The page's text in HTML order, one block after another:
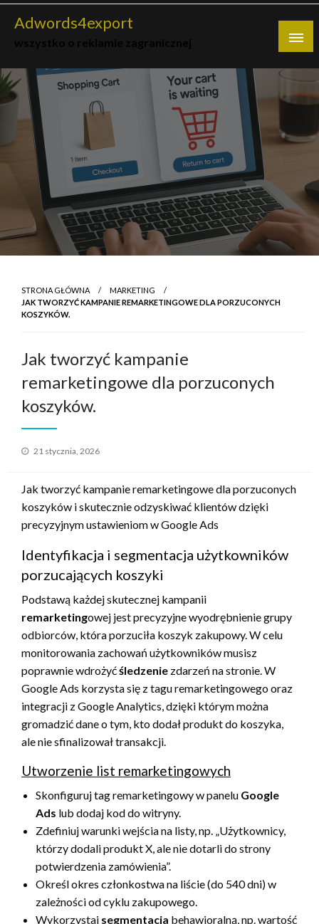
Skip
Adwords4export
STRONA GŁÓWNA
MARKETING
JAK TWORZYĆ KAMPANIE REMARKETINGOWE DLA PORZUCONYCH
KOSZYKÓW.
Jak tworzyć kampanie
remarketingowe dla porzuconych
koszyków.
Opublikowane
21 stycznia, 2026
Jak tworzyć kampanie remarketingowe dla porzuconych
koszyków i skutecznie odzyskiwać klientów dzięki
precyzyjnym ustawieniom w Google Ads
Identyfikacja i segmentacja użytkowników
porzucających koszyki
Podstawą każdej skutecznej kampanii
remarketingowej jest precyzyjne wyodrębnienie grupy
odbiorców, która porzuciła koszyk zakupowy. W celu
monitorowania zachowań użytkowników musisz
poprawnie wdrożyćśledzenie zdarzeń na stronie. W
Google Ads korzysta się z tagu remarketingowego oraz
integracji z Google Analytics, dzięki którym można
gromadzić dane o tym, kto dodał produkt do koszyka,
ale nie sfinalizował transakcji.
Utworzenie list remarketingowych
Skonfiguruj tag remarketingowy w panelu Google
Ads lub dodaj kod do witryny.
Zdefiniuj warunki wejścia na listy, np. „Użytkownicy,
którzy dodali produkt X, ale nie dotarli do strony
potwierdzenia zamówienia”.
Określ okres członkostwa na liście (do 540 dni) w
zależności od cyklu zakupowego.
Wykorzystaj segmentacja behawioralną, np. wartość